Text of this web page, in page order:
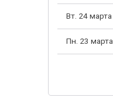
Вт. 24 марта
Пн. 23 марта